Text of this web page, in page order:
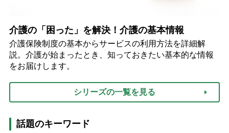
介護の「困った」を解決！介護の基本情報
介護保険制度の基本からサービスの利用方法を詳細解
説。介護が始まったとき、知っておきたい基本的な情報
をお届けします。
シリーズの一覧を見る
話題のキーワード